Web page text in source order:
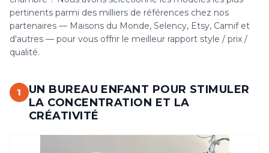
pertinents parmi des milliers de références chez nos
partenaires — Maisons du Monde, Selency, Etsy, Camif et
d'autres — pour vous offrir le meilleur rapport style / prix /
qualité.
1
UN BUREAU ENFANT POUR STIMULER
LA CONCENTRATION ET LA
CRÉATIVITÉ